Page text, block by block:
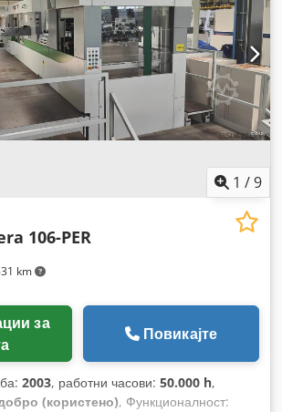
1 /9
km
106-PER
Повикајте
2003, работни часови: 50.000 h,
(користено), Функционалност: